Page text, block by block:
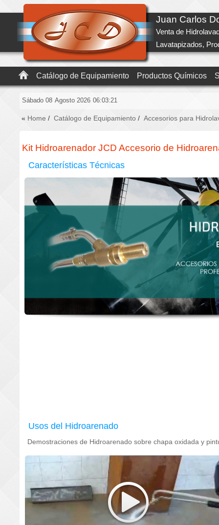
Juan Carlos
Venta de
Lavatapizados,
Catálogo de Equipamiento Productos Químicos
Sábado 08 Agosto 2026 06:03:21
« Home / Catálogo de Equipamiento / Accesorios para
Kit Hidroarenador JCD Accesorio de
Características Técnicas
Usos del Hidroarenado
Demostraciones de Hidroarenado sobre chapa oxidada y